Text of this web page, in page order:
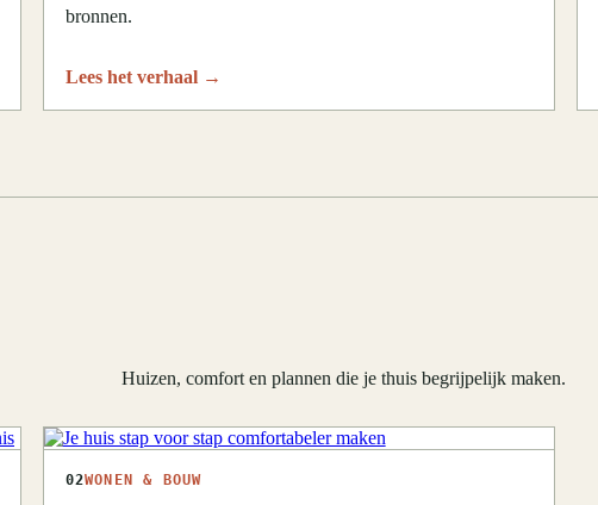
bronnen.
Lees het verhaal →
Huizen, comfort en plannen die je thuis begrijpelijk maken.
02WONEN & BOUW